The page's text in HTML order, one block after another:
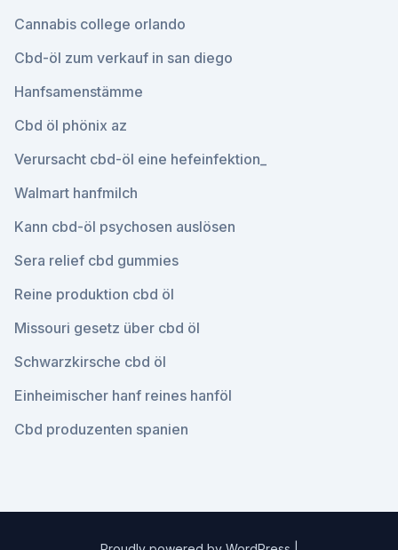
Cannabis college orlando
Cbd-öl zum verkauf in san diego
Hanfsamenstämme
Cbd öl phönix az
Verursacht cbd-öl eine hefeinfektion_
Walmart hanfmilch
Kann cbd-öl psychosen auslösen
Sera relief cbd gummies
Reine produktion cbd öl
Missouri gesetz über cbd öl
Schwarzkirsche cbd öl
Einheimischer hanf reines hanföl
Cbd produzenten spanien